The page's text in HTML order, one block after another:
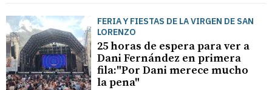
FERIA Y FIESTAS DE LA VIRGEN DE SAN
LORENZO
25 horas de espera para ver a
Dani Fernández en primera
fila:"Por Dani merece mucho
la pena"